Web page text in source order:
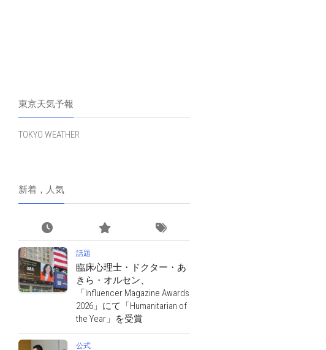
東京天気予報
TOKYO WEATHER
新着，人気
話題
臨床心理士・ドクター・あ
きら・オルセン、
「Influencer Magazine Awards
2026」にて「Humanitarian of
the Year」を受賞
公式